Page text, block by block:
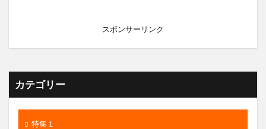
スポンサーリンク
カテゴリー
特集１